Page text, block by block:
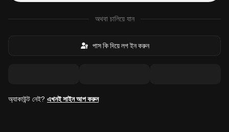
অথবা চালিয়ে যান
পাস কি দিয়ে লগ ইন করুন
অ্যাকাউন্ট নেই? এখনই সাইন আপ করুন